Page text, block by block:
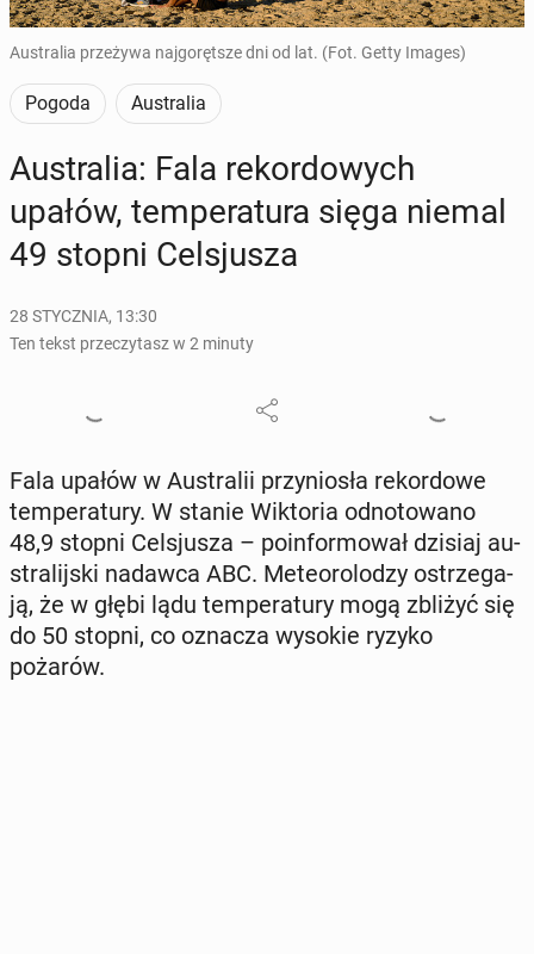
Australia przeżywa najgorętsze dni od lat. (Fot. Getty Images)
Pogoda Australia
Au­stra­lia: Fala re­kor­do­wych
upałów, tem­pe­ra­tu­ra sięga niemal
49 stopni Cel­sju­sza
28 STYCZNIA, 13:30
Ten tekst przeczytasz w 2 minuty
Fala upałów w Au­stra­lii przy­nio­sła re­kor­do­we
tem­pe­ra­tu­ry. W stanie Wik­to­ria od­no­to­wa­no
48,9 stopni Cel­sju­sza – po­in­for­mo­wał dzisiaj au­
stra­lij­ski nadawca ABC. Me­te­oro­lo­dzy ostrze­ga­
ją, że w głębi lądu tem­pe­ra­tu­ry mogą zbliżyć się
do 50 stopni, co oznacza wysokie ryzyko
pożarów.